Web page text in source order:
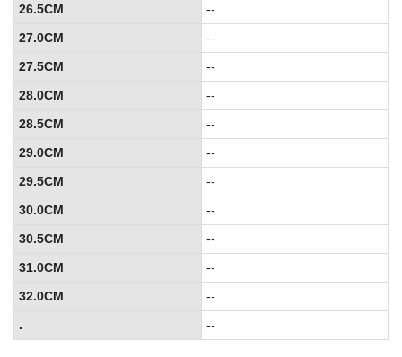
26.5CM
--
27.0CM
--
27.5CM
--
28.0CM
--
28.5CM
--
29.0CM
--
29.5CM
--
30.0CM
--
30.5CM
--
31.0CM
--
32.0CM
--
.
--